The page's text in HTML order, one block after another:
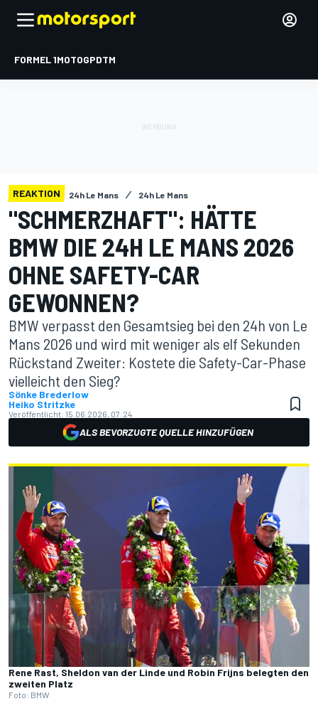
FORMEL 1MOTOGPDTM
REAKTION 24h Le Mans 24h Le Mans
"SCHMERZHAFT": HÄTTE
BMW DIE 24H LE MANS 2026
OHNE SAFETY-CAR
GEWONNEN?
BMW verpasst den Gesamtsieg bei den 24h von Le
Mans 2026 und wird mit weniger als elf Sekunden
Rückstand Zweiter: Kostete die Safety-Car-Phase
vielleicht den Sieg?
Sönke Brederlow
Heiko Stritzke
Veröffentlicht: 15.06.2026, 07:24
ALS BEVORZUGTE QUELLE HINZUFÜGEN
Rene Rast, Sheldon van der Linde und Robin Frijns belegten den
zweiten Platz
Foto: BMW